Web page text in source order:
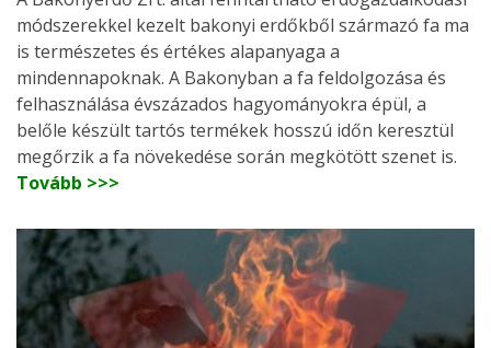
módszerekkel kezelt bakonyi erdőkből származó fa ma
is természetes és értékes alapanyaga a
mindennapoknak. A Bakonyban a fa feldolgozása és
felhasználása évszázados hagyományokra épül, a
belőle készült tartós termékek hosszú időn keresztül
megőrzik a fa növekedése során megkötött szenet is.
Tovább >>>